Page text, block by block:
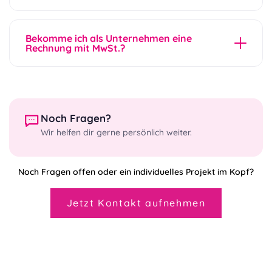
für dein Land; Details dazu findest du im
Bekomme ich als Unternehmen eine
Rechnung mit MwSt.?
Wiederverkäufer bieten wir zudem passende
Konditionen an.
Noch Fragen?
Wir helfen dir gerne persönlich weiter.
Noch Fragen offen oder ein individuelles Projekt im Kopf?
Jetzt Kontakt aufnehmen